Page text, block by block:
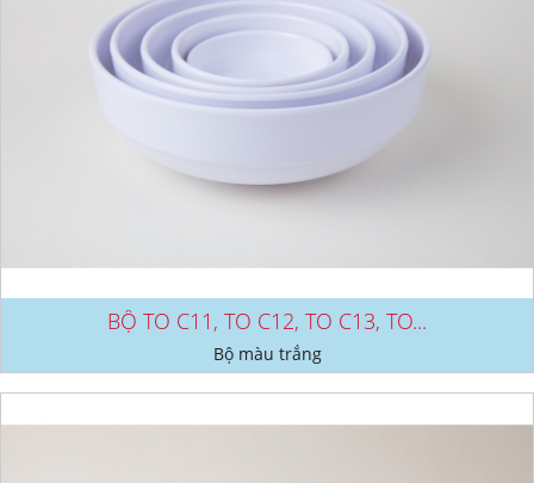
BỘ TO C11, TO C12, TO C13, TO...
Bộ màu trắng